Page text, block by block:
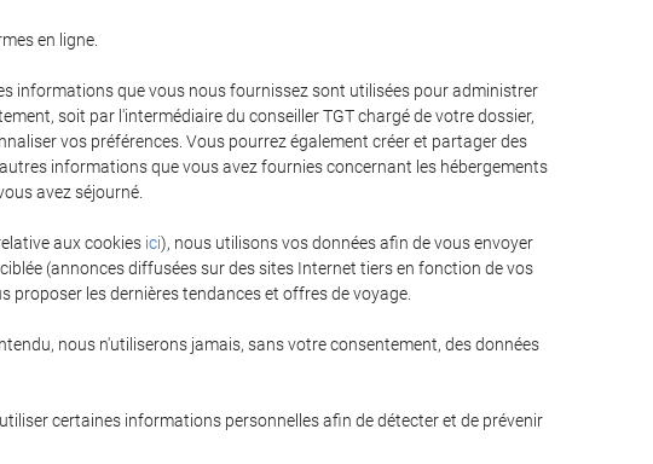
en ligne.
informations que vous nous fournissez sont utilisées pour administrer
soit par l'intermédiaire du conseiller TGT chargé de votre dossier,
vos préférences. Vous pourrez également créer et partager des
informations que vous avez fournies concernant les hébergements
avez séjourné.
aux cookies ici), nous utilisons vos données afin de vous envoyer
(annonces diffusées sur des sites Internet tiers en fonction de vos
proposer les dernières tendances et offres de voyage.
nous n'utiliserons jamais, sans votre consentement, des données
certaines informations personnelles afin de détecter et de prévenir